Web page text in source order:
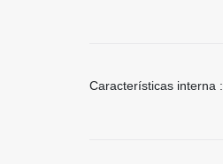
Características interna :